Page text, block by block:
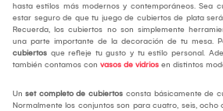
hasta estilos más modernos y contemporáneos. Sea
estar seguro de que tu juego de cubiertos de plata
Recuerda, los cubiertos no son simplemente
una parte importante de la decoración de tu mesa.
cubiertos que refleje tu gusto y tu estilo personal.
también contamos con vasos de vidrios en distintos
Un set completo de cubiertos consta básicamente de
Normalmente los conjuntos son para cuatro, seis, ocho